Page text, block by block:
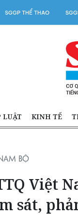
SGGP THỂ THAO
LUẬT KINH TẾ
BỘ
Việt
sát,